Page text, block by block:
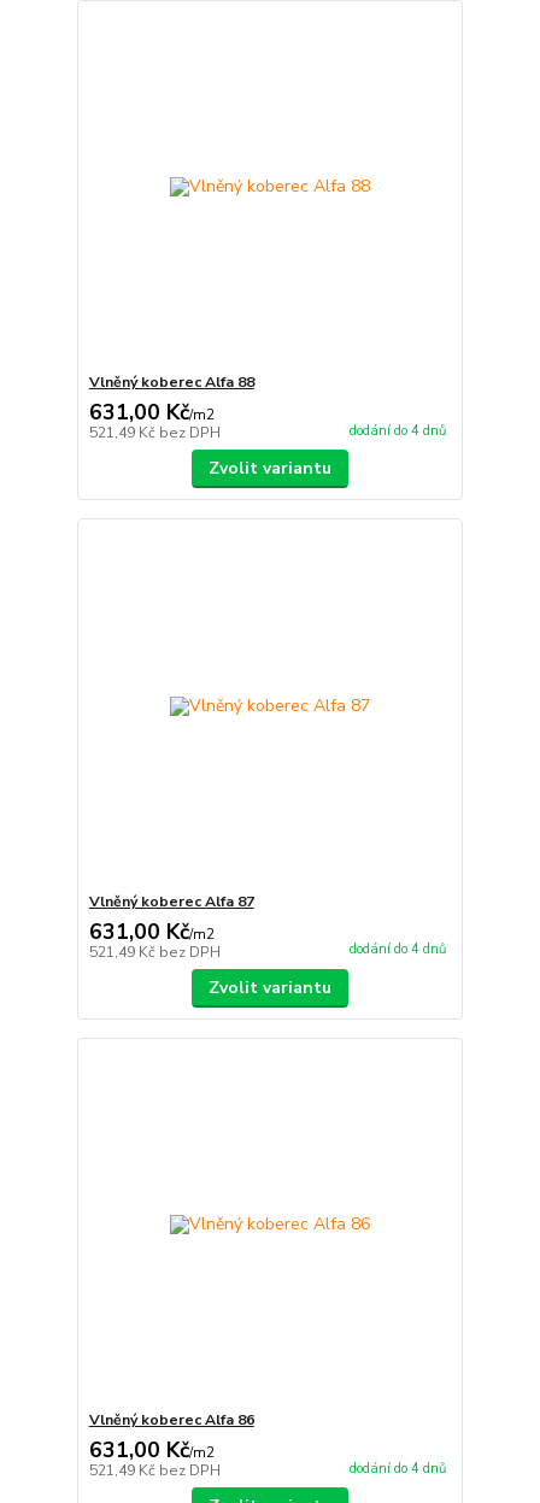
Vlněný koberec Alfa 88
631,00 Kč/m2
521,49 Kč bez DPH dodání do 4 dnů
Zvolit variantu
Vlněný koberec Alfa 87
631,00 Kč/m2
521,49 Kč bez DPH dodání do 4 dnů
Zvolit variantu
Vlněný koberec Alfa 86
631,00 Kč/m2
521,49 Kč bez DPH dodání do 4 dnů